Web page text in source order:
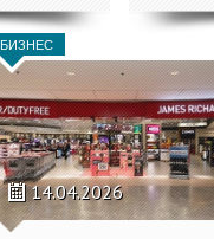
БИЗНЕС
14.04.2026